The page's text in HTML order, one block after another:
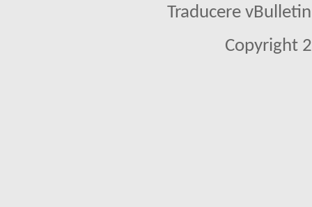
Traducere
Copyright